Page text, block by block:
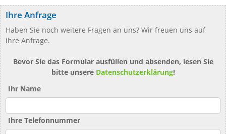
Ihre Anfrage
Haben Sie noch weitere Fragen an uns? Wir freuen uns auf
ihre Anfrage.
Bevor Sie das Formular ausfüllen und absenden, lesen Sie
bitte unsere Datenschutzerklärung!
Ihr Name
Ihre Telefonnummer